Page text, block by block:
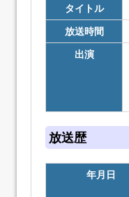
タイトル
放送時間
出演
放送歴
年月日